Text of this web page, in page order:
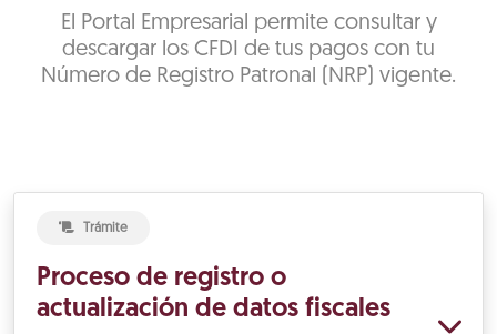
El Portal Empresarial permite consultar y
descargar los CFDI de tus pagos con tu
Número de Registro Patronal (NRP) vigente.
Trámite
Proceso de registro o
actualización de datos fiscales